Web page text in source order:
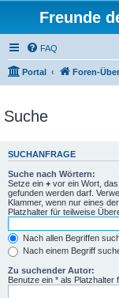
Freunde
FAQ
Portal Foren-
Suche
SUCHANFRAGE
Suche nach Wörtern:
Setze ein + vor ein Wort,
gefunden werden darf.
Klammer, wenn nur eines
Platzhalter für teilweise
Nach allen Begriffen
Nach einem Begriff
Zu suchender Autor:
Benutze ein * als Platzhalter